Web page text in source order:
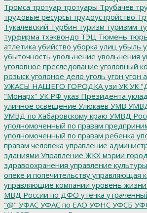
Тромса тротуар тротуары Трубачев
трудовые ресурсы трудоустройство
Тукалевский Турбин туризм туризмм
турфирма тхэквондо ТЭЦ Тюмень
атлетика убийство уборка улиц убыль
убыточность увольнение увольнения
уголовное преследование уголовный
розыск уголоное дело уголь угон угон
УЖАСЫ НАШЕГО ГОРОДКА узи УК УК
"Монарх" УК РФ указ Президента
уличное освещение Улюкаев УМВ
УМВД по Хабаровскому краю УМВД
уполномоченный по правам
уполномоченный по правам ребенка
правам человека управление
зданиями Управление ЖКХ мэрии
здравоохранения управление культуры
опеке и попечительству управляющая
управляющие компании уровень жизни
МВД России по ДФО утечка
"@" УФАС УФАС по ЕАО УФНС УФСБ